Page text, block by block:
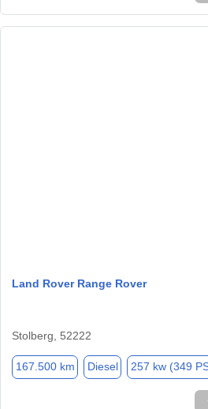
Land Rover Range Rover
Stolberg, 52222
167.500 km Diesel 257 kw (349